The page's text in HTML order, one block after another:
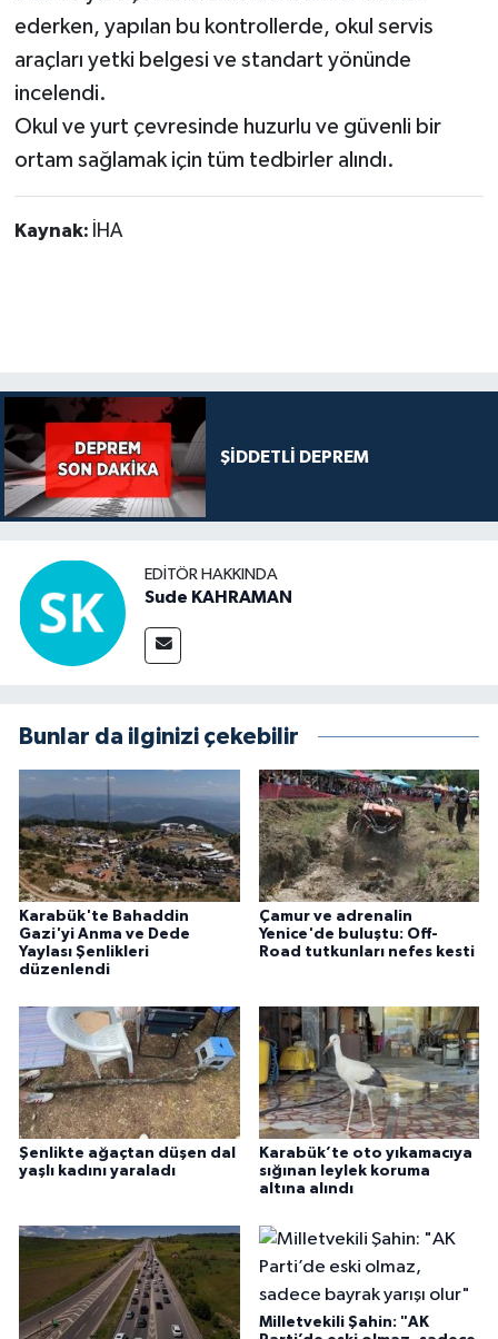
ederken, yapılan bu kontrollerde, okul servis
araçları yetki belgesi ve standart yönünde
incelendi.
Okul ve yurt çevresinde huzurlu ve güvenli bir
ortam sağlamak için tüm tedbirler alındı.
Kaynak: İHA
ŞİDDETLİ DEPREM
EDITÖR HAKKINDA
Sude KAHRAMAN
Bunlar da ilginizi çekebilir
Karabük'te Bahaddin
Gazi'yi Anma ve Dede
Yaylası Şenlikleri
düzenlendi
Çamur ve adrenalin
Yenice'de buluştu: Off-
Road tutkunları nefes kesti
Şenlikte ağaçtan düşen dal
yaşlı kadını yaraladı
Karabük’te oto yıkamacıya
sığınan leylek koruma
altına alındı
Milletvekili Şahin: "AK